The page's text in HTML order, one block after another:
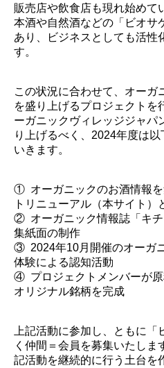
販売店や飲食店も現れ始めて
本酒や自然酒などの「ビオサ
あり、ビジネスとしても活性
す。
この状況に合わせて、オーガ
を盛り上げるプロジェクトを
ーガニックヴィレッジジャパ
り上げるべく、2024年度は
いきます。
① オーガニックのお酒情報を
トリニューアル（本サイト）
② オーガニック情報誌「キ
集紙面の制作
③ 2024年10月開催のオーガ
体験による認知活動
④ プロジェクトメンバーが原
オリジナル銘柄を完成
上記活動に参加し、ともに
く仲間＝会員を募集いたしま
記活動を継続的に行う土台を